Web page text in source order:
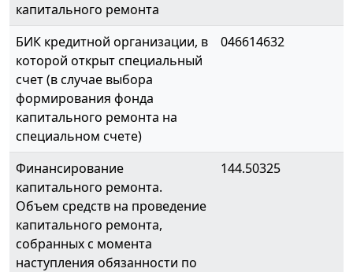
капитального ремонта
БИК кредитной организации, в
которой открыт специальный
счет (в случае выбора
формирования фонда
капитального ремонта на
специальном счете)
046614632
Финансирование
капитального ремонта.
Объем средств на проведение
капитального ремонта,
собранных с момента
наступления обязанности по
144.50325